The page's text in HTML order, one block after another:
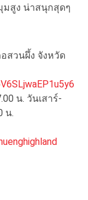
มสูง น่าสนุกสุดๆ
สวนผึ้ง จังหวัด
น. วันเสาร์-
น.